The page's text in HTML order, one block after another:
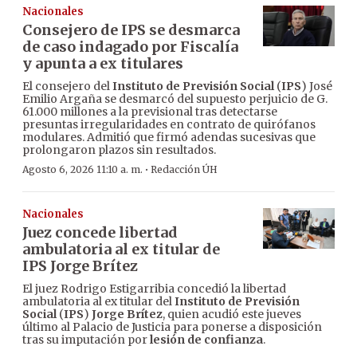
Nacionales
Consejero de IPS se desmarca
de caso indagado por Fiscalía
y apunta a ex titulares
El consejero delInstituto de Previsión Social(IPS) José
Emilio Argaña se desmarcó del supuesto perjuicio de G.
61.000 millones a la previsional tras detectarse
presuntas irregularidades en contrato de quirófanos
modulares. Admitió que firmó adendas sucesivas que
prolongaron plazos sin resultados.
Agosto 6, 2026 11:10 a. m. · Redacción ÚH
Nacionales
Juez concede libertad
ambulatoria al ex titular de
IPS Jorge Brítez
El juez Rodrigo Estigarribia concedió la libertad
ambulatoria al ex titular delInstituto de Previsión
Social(IPS) Jorge Brítez, quien acudió este jueves
último al Palacio de Justicia para ponerse a disposición
tras su imputación porlesión de confianza.